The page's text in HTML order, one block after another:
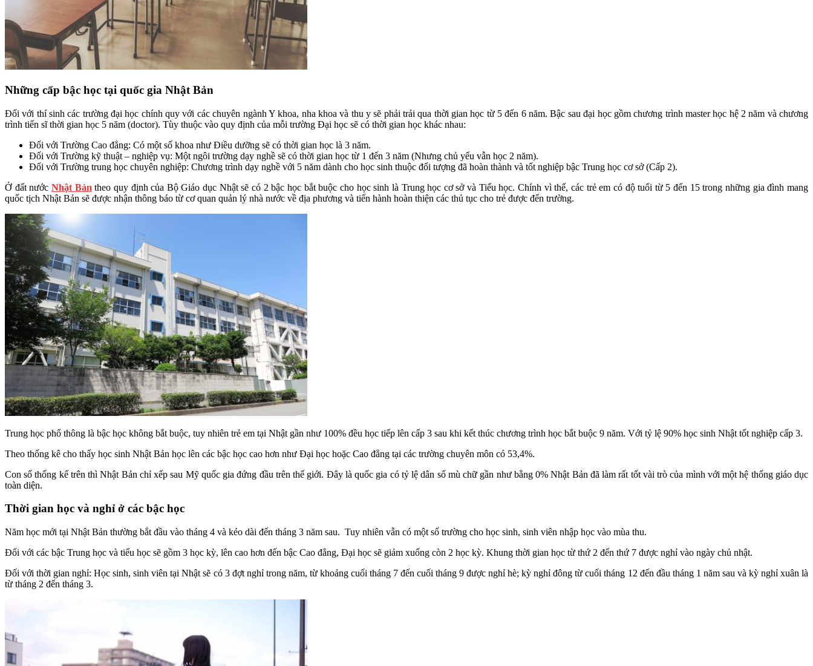
Những cấp bậc học tại quốc gia Nhật Bản
Đối với thí sinh các trường đại học chính quy với các chuyên ngành Y khoa, nha khoa và thu y sẽ phải trải qua thời gian học từ 5 đến 6 năm. Bậc sau đại học gồm chương trình master học hệ 2 năm và chương
trình tiến sĩ thời gian học 5 năm (doctor). Tùy thuộc vào quy định của mỗi trường Đại học sẽ có thời gian học khác nhau:
Đối với Trường Cao đẳng: Có một số khoa như Điều dưỡng sẽ có thời gian học là 3 năm.
Đối với Trường kỹ thuật – nghiệp vụ: Một ngôi trường dạy nghề sẽ có thời gian học từ 1 đến 3 năm (Nhưng chủ yếu vẫn học 2 năm).
Đối với Trường trung học chuyên nghiệp: Chương trình dạy nghề với 5 năm dành cho học sinh thuộc đối tượng đã hoàn thành và tốt nghiệp bậc Trung học cơ sở (Cấp 2).
Ở đất nước Nhật Bản theo quy định của Bộ Giáo dục Nhật sẽ có 2 bậc học bắt buộc cho học sinh là Trung học cơ sở và Tiểu học. Chính vì thế, các trẻ em có độ tuổi từ 5 đến 15 trong những gia đình mang
quốc tịch Nhật Bản sẽ được nhận thông báo từ cơ quan quản lý nhà nước về địa phương và tiến hành hoàn thiện các thủ tục cho trẻ được đến trường.
Trung học phổ thông là bậc học không bắt buộc, tuy nhiên trẻ em tại Nhật gần như 100% đều học tiếp lên cấp 3 sau khi kết thúc chương trình học bắt buộc 9 năm. Với tỷ lệ 90% học sinh Nhật tốt nghiệp cấp 3.
Theo thống kê cho thấy học sinh Nhật Bản học lên các bậc học cao hơn như Đại học hoặc Cao đẳng tại các trường chuyên môn có 53,4%.
Con số thống kế trên thì Nhật Bản chỉ xếp sau Mỹ quốc gia đứng đầu trên thế giới. Đây là quốc gia có tỷ lệ dân số mù chữ gần như bằng 0% Nhật Bản đã làm rất tốt vài trò của mình với một hệ thống giáo dục
toàn diện.
Thời gian học và nghỉ ở các bậc học
Năm học mới tại Nhật Bản thường bắt đầu vào tháng 4 và kéo dài đến tháng 3 năm sau. Tuy nhiên vẫn có một số trường cho học sinh, sinh viên nhập học vào mùa thu.
Đối với các bậc Trung học và tiểu học sẽ gồm 3 học kỳ, lên cao hơn đến bậc Cao đẳng, Đại học sẽ giảm xuống còn 2 học kỳ. Khung thời gian học từ thứ 2 đến thứ 7 được nghỉ vào ngày chủ nhật.
Đối với thời gian nghỉ: Học sinh, sinh viên tại Nhật sẽ có 3 đợt nghỉ trong năm, từ khoảng cuối tháng 7 đến cuối tháng 9 được nghỉ hè; kỳ nghỉ đông từ cuối tháng 12 đến đầu tháng 1 năm sau và kỳ nghỉ xuân là
từ tháng 2 đến tháng 3.